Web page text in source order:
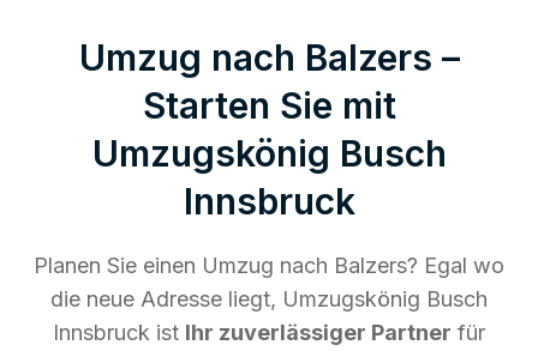
Umzug nach Balzers –
Starten Sie mit
Umzugskönig Busch
Innsbruck
Planen Sie einen Umzug nach Balzers? Egal wo
die neue Adresse liegt, Umzugskönig Busch
Innsbruck ist Ihr zuverlässiger Partner für